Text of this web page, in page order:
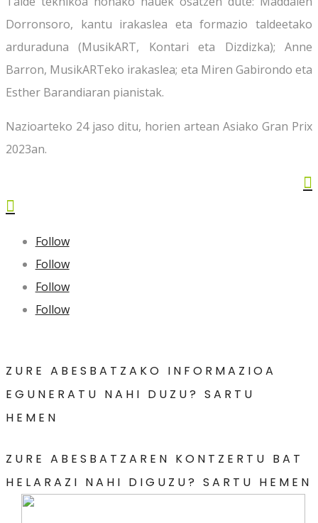
Dorronsoro, kantu irakaslea eta formazio taldeetako
arduraduna (MusikART, Kontari eta Dizdizka); Anne
Barron, MusikARTeko irakaslea; eta Miren Gabirondo eta
Esther Barandiaran pianistak.
Nazioarteko 24 jaso ditu, horien artean Asiako Gran Prix
2023an.


Follow
Follow
Follow
Follow
ZURE ABESBATZAKO INFORMAZIOA
EGUNERATU NAHI DUZU? SARTU
HEMEN
ZURE ABESBATZAREN KONTZERTU BAT
HELARAZI NAHI DIGUZU? SARTU HEMEN